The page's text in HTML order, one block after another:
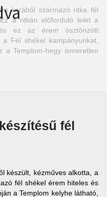
korából származó ritka fél
a ritkán előforduló lelet a
ez az érem ösztönzött
Fél shékel kampányunkat,
a Templom-hegy ismeretlen
fél
készült, kézműves alkotta, a
fél shékel érem hiteles és
a Templom kelyhe látható,